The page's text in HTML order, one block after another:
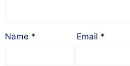
Name * Email *